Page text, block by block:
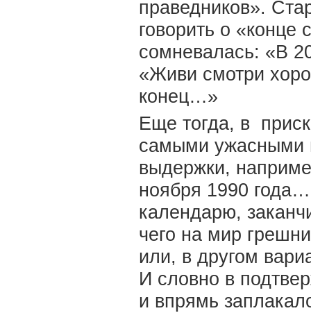
праведников».
говорить о «конце
сомневалась: «В
«Живи смотри
конец…»
Еще тогда, в
самыми ужасными
выдержки,
ноября 1990
календарю,
чего на мир
или, в другом
И словно в
и впрямь